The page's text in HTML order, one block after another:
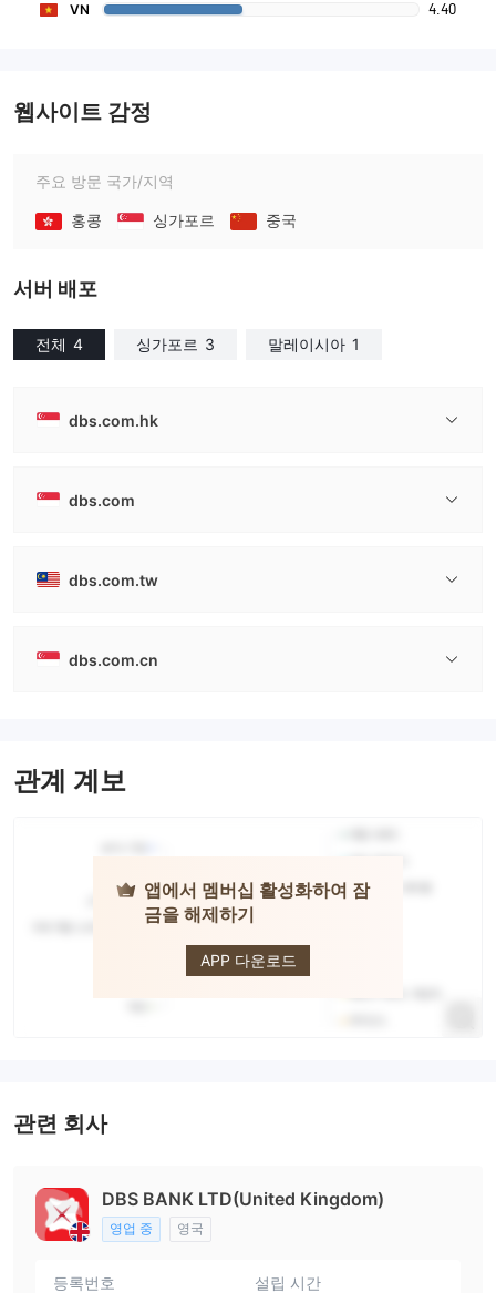
VN 4.40
웹사이트 감정
주요 방문 국가/지역
홍콩 싱가포르 중국
서버 배포
전체 4 싱가포르 3 말레이시아 1
dbs.com.hk
dbs.com
dbs.com.tw
dbs.com.cn
관계 계보
앱에서 멤버십 활성화하여 잠
금을 해제하기
APP 다운로드
DBS
관련 회사
DBS BANK LTD(United Kingdom)
영업 중 영국
등록번호
설립 시간